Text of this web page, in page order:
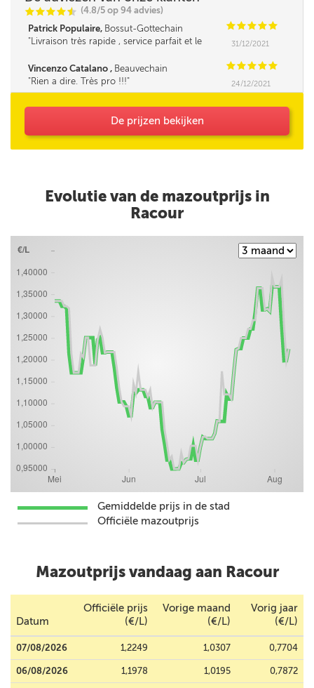
CCCCi
@ (4.8/5 op 94 advies)
Patrick Populaire, Bossut-Gottechain CCCCC
Livraison très rapide , service parfait et le
c'est le prix bas d'une bonne central d'achat , à
recommander . Merci ***
31/12/2021
Vincenzo Catalano , Beauvechain CCCCC
Rien a dire. Très pro !!!
24/12/2021
De prijzen bekijken
Evolutie van de mazoutprijs in
Racour
Gemiddelde prijs in de stad
Officiële mazoutprijs
Mazoutprijs vandaag aan Racour
Datum
Officiële prijs
(€/L)
Vorige maand
(€/L)
Vorig jaar
(€/L)
07/08/2026 1,2249 1,0307 0,7704
06/08/2026 1,1978 1,0195 0,7872